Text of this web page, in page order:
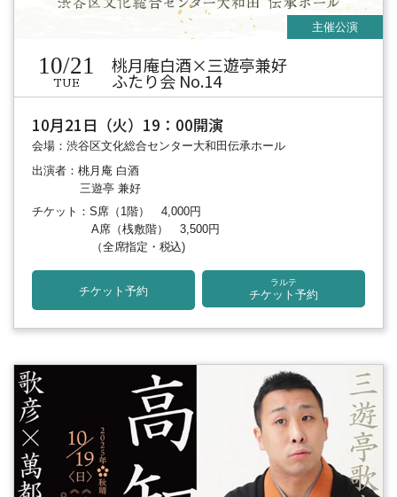
10/21
TUE
桃月庵白酒×三遊亭兼好
ふたり会 No.14
10月21日（火）19：00開演
会場：渋谷区文化総合センター大和田伝承ホール
出演者：桃月庵 白酒
三遊亭 兼好
チケット：S席（1階） 4,000円
A席（桟敷階） 3,500円
（全席指定・税込)
チケット予約
ラルテ
チケット予約